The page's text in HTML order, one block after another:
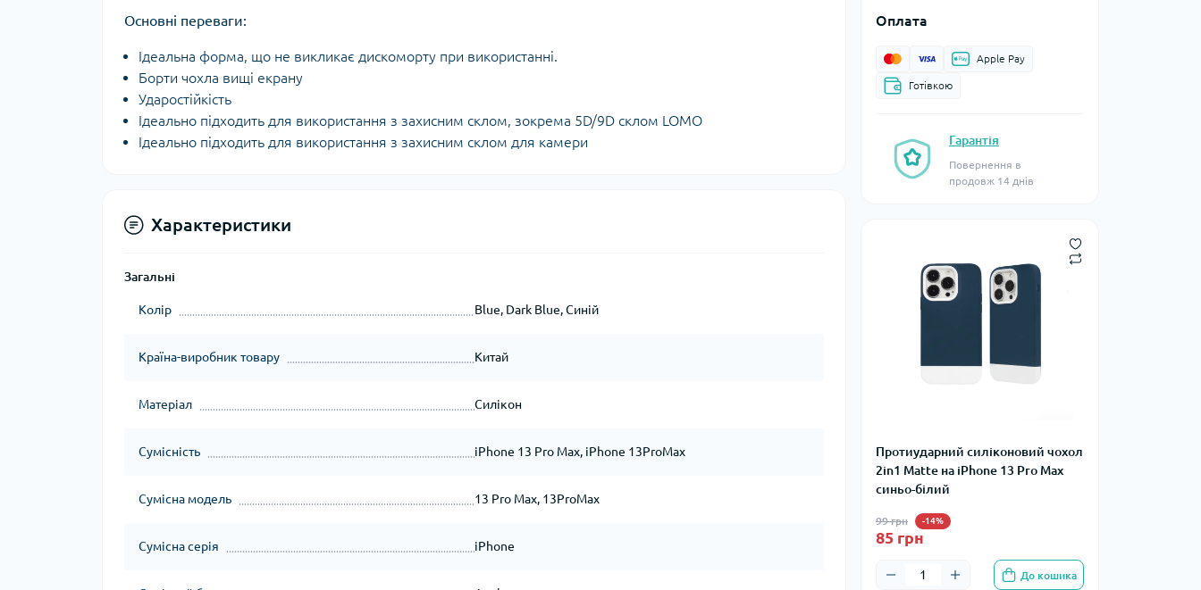
Оплата
Apple Pay
Готівкою
Гарантія
Повернення в
продовж 14 днів
Протиударний силіконовий чохол
2in1 Matte на iPhone 13 Pro Max
синьо-білий
99 грн -14%
85 грн
До кошика
Основні переваги:
Ідеальна форма, що не викликає дискоморту при використанні.
Борти чохла вищі екрану
Ударостійкість
Ідеально підходить для використання з захисним склом, зокрема 5D/9D склом LOMO
Ідеально підходить для використання з захисним склом для камери
Характеристики
Загальні
Колір Blue, Dark Blue, Синій
Країна-виробник товару Китай
Матеріал Силікон
Сумісність iPhone 13 Pro Max, iPhone 13ProMax
Сумісна модель 13 Pro Max, 13ProMax
Сумісна серія iPhone